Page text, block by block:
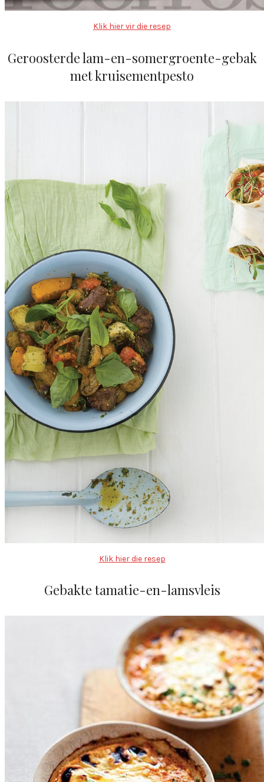
Klik hier vir die resep
Geroosterde lam-en-somergroente-gebak
met kruisementpesto
Klik hier die resep
Gebakte tamatie-en-lamsvleis